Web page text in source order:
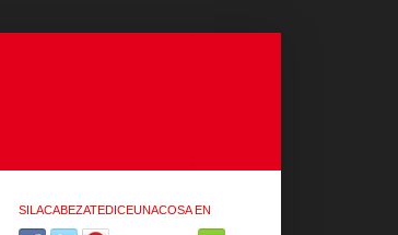
SILACABEZATEDICEUNACOSA EN